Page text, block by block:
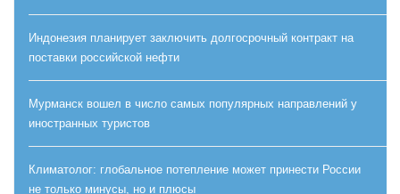
Индонезия планирует заключить долгосрочный контракт на
поставки российской нефти
Мурманск вошел в число самых популярных направлений у
иностранных туристов
Климатолог: глобальное потепление может принести России
не только минусы, но и плюсы